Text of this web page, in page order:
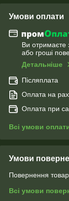
Умови оплати
Ви отримаєте
або гроші
Детальніше
Післяплата
Оплата на
Оплата при
Всі умови
Умови
Повернення
Всі умови